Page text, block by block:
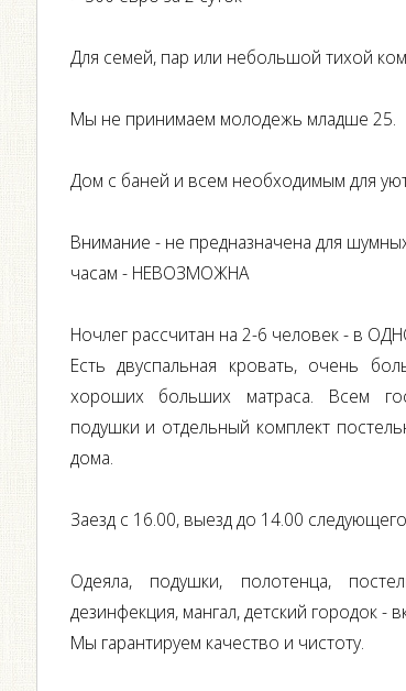
Для семей, пар или небольшой тихой
Мы не принимаем молодежь младше 25.
Дом с баней и всем необходимым для
Внимание - не предназначена для
часам - НЕВОЗМОЖНА
Ночлег рассчитан на 2-6 человек - в
Есть двуспальная кровать, очень
хороших больших матраса. Всем
подушки и отдельный комплект
дома.
Заезд с 16.00, выезд до 14.00
Oдеяла, подушки, полотенца,
дезинфекция, мангал, детский городок -
Мы гарантируем качество и чистоту.